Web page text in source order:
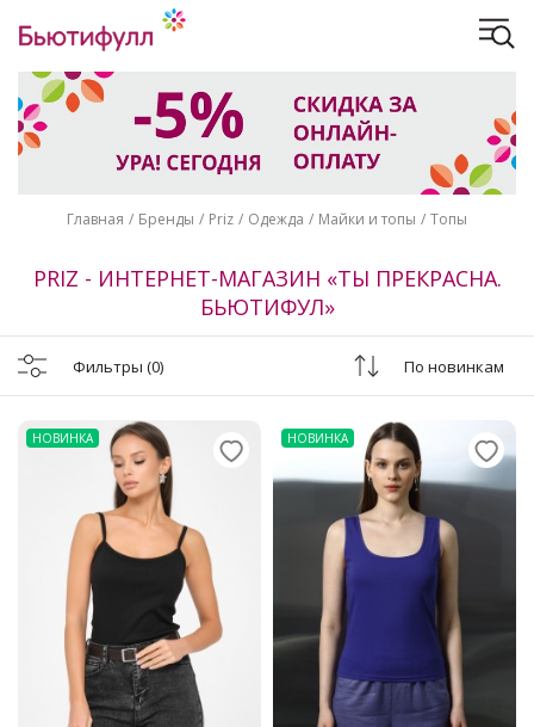
Главная Бренды Priz Одежда Майки и топы Топы
PRIZ - ИНТЕРНЕТ-МАГАЗИН «ТЫ ПРЕКРАСНА.
БЬЮТИФУЛ»
Фильтры (0) По новинкам
НОВИНКА НОВИНКА